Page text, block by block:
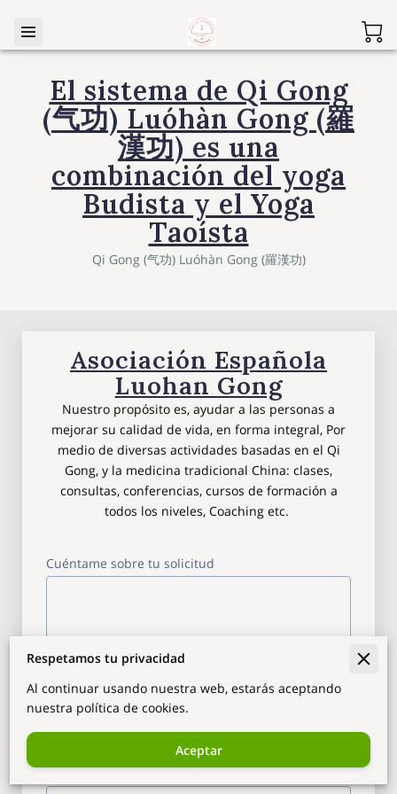
El sistema de Qi Gong
(气功) Luóhàn Gong (羅
漢功) es una
combinación del yoga
Budista y el Yoga
Taoísta
Qi Gong (气功) Luóhàn Gong (羅漢功)
Asociación Española
Luohan Gong
Nuestro propósito es, ayudar a las personas a
mejorar su calidad de vida, en forma integral, Por
medio de diversas actividades basadas en el Qi
Gong, y la medicina tradicional China: clases,
consultas, conferencias, cursos de formación a
todos los niveles, Coaching etc.
Cuéntame sobre tu solicitud
Tu nombre
Respetamos tu privacidad
Al continuar usando nuestra web, estarás aceptando
nuestra política de cookies.
Aceptar